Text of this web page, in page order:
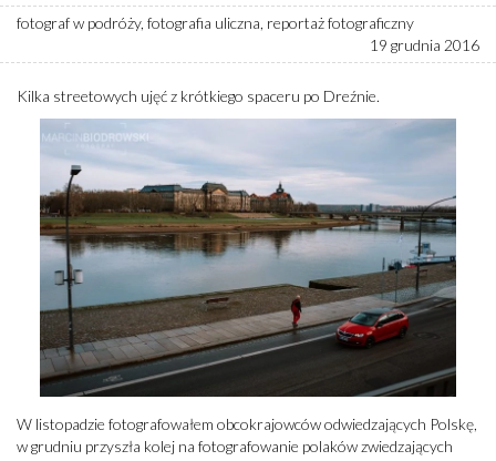
fotograf w podróży, fotografia uliczna, reportaż fotograficzny
19 grudnia 2016
Kilka streetowych ujęć z krótkiego spaceru po Dreźnie.
W listopadzie fotografowałem obcokrajowców odwiedzających Polskę,
w grudniu przyszła kolej na fotografowanie polaków zwiedzających